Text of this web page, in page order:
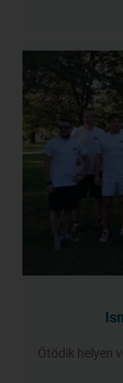
Ötödik helyen